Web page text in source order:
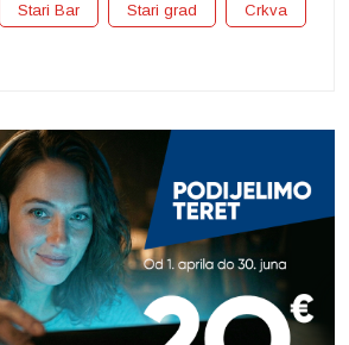
Stari Bar Stari grad Crkva